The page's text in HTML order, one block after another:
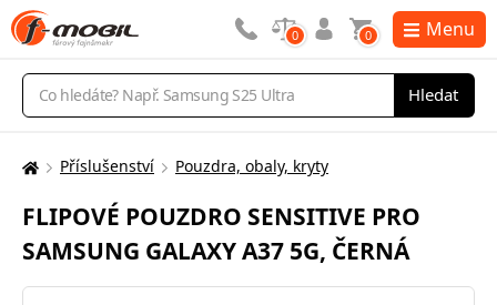
Vyhledávání
Hledat
0 0 Menu
Zde
nacházíte:
Příslušenství Pouzdra, obaly, kryty
FLIPOVÉ POUZDRO SENSITIVE PRO
SAMSUNG GALAXY A37 5G, ČERNÁ